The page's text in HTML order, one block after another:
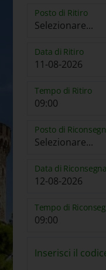
Posto di Ritiro
Data di Ritiro
Tempo di Ritiro
Posto di
Data di Riconsegna
Tempo di
Inserisci il